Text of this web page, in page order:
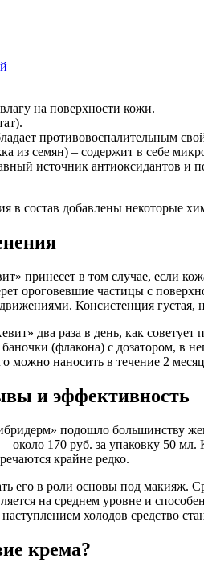
на поверхности кожи.
противовоспалительным
из семян) – содержит в себе
источник антиоксидантов и
в состав добавлены некоторые
принесет в том случае, если
ороговевшие частицы с
Консистенция
два раза в день, как
(флакона) с дозатором, в
можно наносить в течение 2
и эффективность
подошло большинству
– около 170 руб. за упаковку 50
крайне редко.
его в роли основы под
на среднем уровне и
холодов средство
крема?